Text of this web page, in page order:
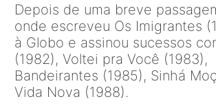
Depois de uma breve
onde escreveu Os Imigrantes
à Globo e assinou sucessos
(1982), Voltei pra Você (1983),
Bandeirantes (1985), Sinhá
Vida Nova (1988).